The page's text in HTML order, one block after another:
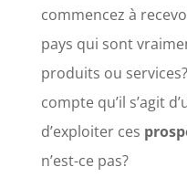
commencez à
pays qui sont
produits ou
compte qu’il s’agit
d’exploiter ces
n’est-ce pas?